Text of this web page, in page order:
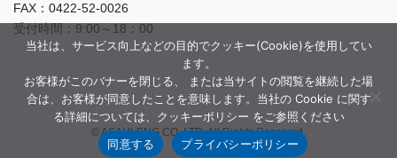
FAX：0422-52-0026
受付時間：9:00～18：00
© ASAHI-ENG CO.,LTD. All Rights Reserved.
当社は、サービス向上などの目的でクッキー(Cookie)を使用してい
ます。
お客様がこのバナーを閉じる、 または当サイトの閲覧を継続した場
合は、お客様が同意したことを意味します。当社の Cookie に関す
る詳細については、クッキーポリシー をご参照ください
同意する
プライバシーポリシー